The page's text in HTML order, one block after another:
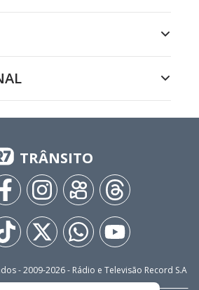
TRÂNSITO
- 2009-2026- Rádio e Televisão Record S.A